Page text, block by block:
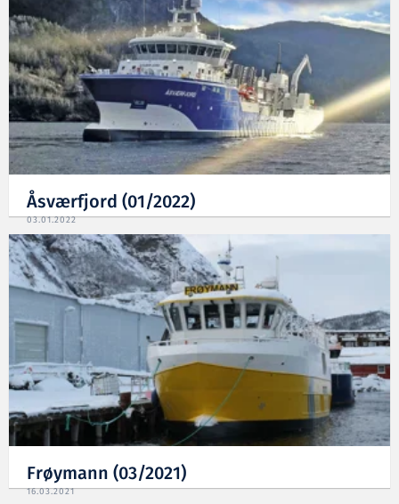
Åsværfjord (01/2022)
03.01.2022
Frøymann (03/2021)
16.03.2021